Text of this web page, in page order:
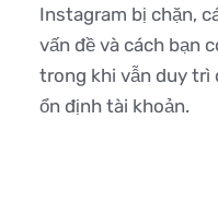
Instagram bị chặn,
vấn đề và cách bạn
trong khi vẫn duy trì
ổn định tài khoản.